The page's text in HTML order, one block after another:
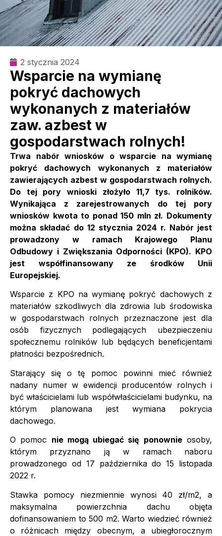
2 stycznia 2024
Wsparcie na wymianę
pokryć dachowych
wykonanych z materiałów
zaw. azbest w
gospodarstwach rolnych!
Trwa nabór wniosków o wsparcie na wymianę
pokryć dachowych wykonanych z materiałów
zawierających azbest w gospodarstwach rolnych.
Do tej pory wnioski złożyło 11,7 tys. rolników.
Wynikająca z zarejestrowanych do tej pory
wniosków kwota to ponad 150 mln zł. Dokumenty
można składać do 12 stycznia 2024 r. Nabór jest
prowadzony w ramach Krajowego Planu
Odbudowy i Zwiększania Odporności (KPO). KPO
jest współfinansowany ze środków Unii
Europejskiej.
Wsparcie z KPO na wymianę pokryć dachowych z
materiałów szkodliwych dla zdrowia lub środowiska
w gospodarstwach rolnych przeznaczone jest dla
osób fizycznych podlegających ubezpieczeniu
społecznemu rolników lub będących beneficjentami
płatności bezpośrednich.
Starający się o tę pomoc powinni mieć również
nadany numer w ewidencji producentów rolnych i
być właścicielami lub współwłaścicielami budynku, na
którym planowana jest wymiana pokrycia
dachowego.
O pomoc nie mogą ubiegać się ponownieosoby,
którym przyznano ją w ramach naboru
prowadzonego od 17 października do 15 listopada
2022 r.
Stawka pomocy niezmiennie wynosi 40 zł/m2, a
maksymalna powierzchnia dachu objęta
dofinansowaniem to 500 m2. Warto wiedzieć również
o różnicach między obecnym, a ubiegłorocznym